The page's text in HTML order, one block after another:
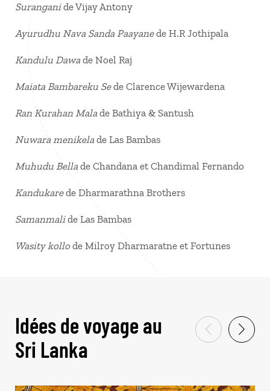
Suranganide Vijay Antony
Ayurudhu Nava Sanda Paayanede H.R Jothipala
Kandulu Dawa de Noel Raj
Maiata Bambareku Sede Clarence Wijewardena
Ran Kurahan Mala de Bathiya & Santush
Nuwara menikela de Las Bambas
Muhudu Bella de Chandana et Chandimal Fernando
Kandukarede Dharmarathna Brothers
Samanmalide Las Bambas
Wasity kollode Milroy Dharmaratne et Fortunes
Idées de voyage au
Sri Lanka